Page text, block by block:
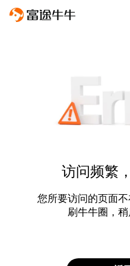
访问频繁
您所要访问的页面
刷牛牛圈，